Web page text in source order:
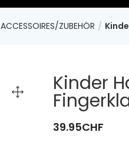
ACCESSOIRES/ZUBEHÖR
Kinder
39.95CHF